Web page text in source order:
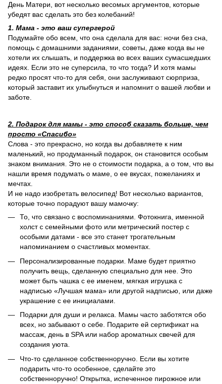
День Матери, вот несколько весомых аргументов, которые
убедят вас сделать это без колебаний!
1. Мама - это ваш супергерой
Подумайте обо всем, что она сделала для вас: ночи без сна,
помощь с домашними заданиями, советы, даже когда вы не
хотели их слышать, и поддержка во всех ваших сумасшедших
идеях. Если это не суперсила, то что тогда? И хотя мамы
редко просят что-то для себя, они заслуживают сюрприза,
который заставит их улыбнуться и напомнит о вашей любви и
заботе.
2. Подарок для мамы - это способ сказать больше, чем
просто «Спасибо»
Слова - это прекрасно, но когда вы добавляете к ним
маленький, но продуманный подарок, он становится особым
знаком внимания. Это не о стоимости подарка, а о том, что вы
нашли время подумать о маме, о ее вкусах, пожеланиях и
мечтах.
И не надо изобретать велосипед! Вот несколько вариантов,
которые точно порадуют вашу мамочку:
То, что связано с воспоминаниями. Фотокнига, именной
холст с семейными фото или метрический постер с
особыми датами - все это станет трогательным
напоминанием о счастливых моментах.
Персонализированные подарки. Маме будет приятно
получить вещь, сделанную специально для нее. Это
может быть чашка с ее именем, мягкая игрушка с
надписью «Лучшая мама» или другой надписью, или даже
украшение с ее инициалами.
Подарки для души и релакса. Мамы часто заботятся обо
всех, но забывают о себе. Подарите ей сертификат на
массаж, день в SPA или набор ароматных свечей для
создания уюта.
Что-то сделанное собственноручно. Если вы хотите
подарить что-то особенное, сделайте это
собственноручно! Открытка, испеченное пирожное или